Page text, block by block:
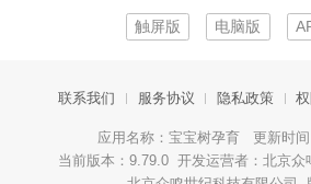
触屏版 电脑版
联系我们 服务协议 隐私政策
应用名称：宝宝树孕育 更新时间
当前版本：9.79.0 开发运营者：北京众